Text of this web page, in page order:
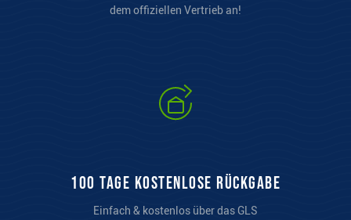
dem offiziellen Vertrieb an!
100 Tage kostenlose Rückgabe
Einfach & kostenlos über das GLS